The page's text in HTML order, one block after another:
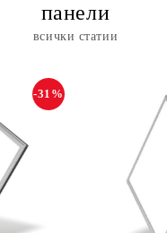
панели
всички статии
-31%